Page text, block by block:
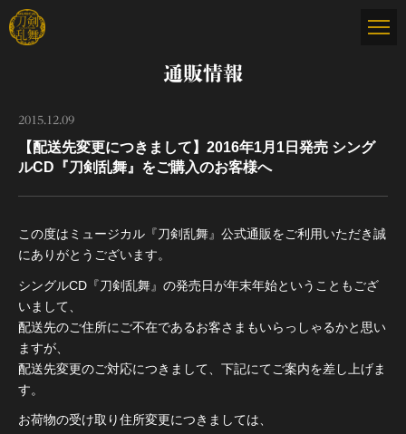
通販情報
2015.12.09
【配送先変更につきまして】2016年1月1日発売 シング
ルCD『刀剣乱舞』をご購入のお客様へ
この度はミュージカル『刀剣乱舞』公式通販をご利用いただき誠
にありがとうございます。
シングルCD『刀剣乱舞』の発売日が年末年始ということもござ
いまして、
配送先のご住所にご不在であるお客さまもいらっしゃるかと思い
ますが、
配送先変更のご対応につきまして、下記にてご案内を差し上げま
す。
お荷物の受け取り住所変更につきましては、